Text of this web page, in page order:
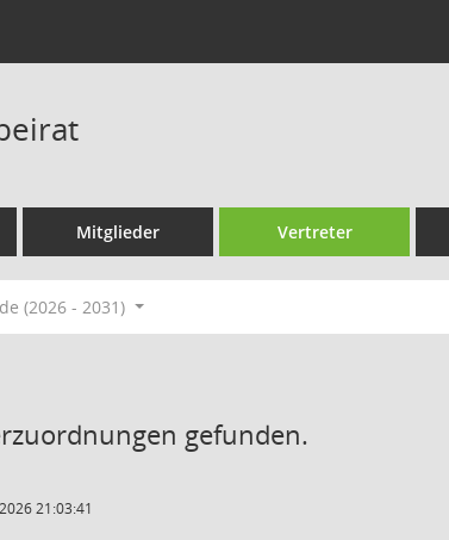
Mitglieder Vertreter
(2026 - 2031)
gefunden.
21:03:41